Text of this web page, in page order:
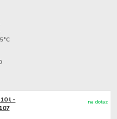
l -
na dotaz